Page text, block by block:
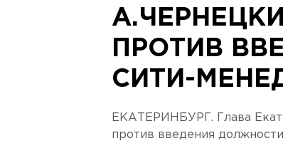
ПРОТИВ
СИТИ-
ЕКАТЕРИНБУРГ. Глава
против введения